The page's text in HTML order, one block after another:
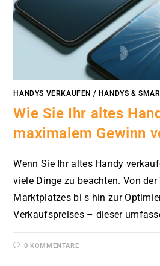
HANDYS VERKAUFEN / HANDYS &
Wie Sie Ihr altes
maximalem Gewinn
Wenn Sie Ihr altes Handy
viele Dinge zu beachten. Von
Marktplatzes bi s hin zur
Verkaufspreises – dieser
0 KOMMENTARE